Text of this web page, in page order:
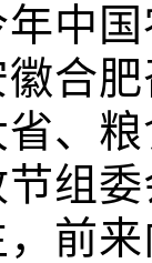
中
合
、
组
前